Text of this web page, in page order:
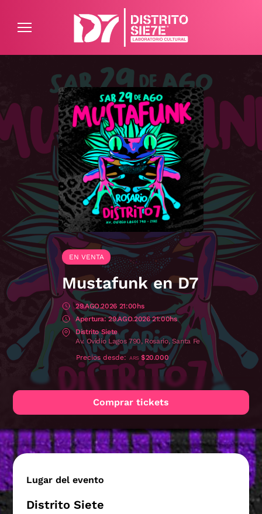
ATENCIÓN AL CLIENTE
PREGUNTAS FRECUENTES
EN VENTA
Mustafunk en D7
29.AGO.2026 21:00hs
29.AGO.2026 21:00hs
Distrito Siete
Av. Ovidio Lagos 790, Rosario, Santa Fe
Precios desde
ARS $20.000
Comprar tickets
Lugar del evento
Distrito Siete